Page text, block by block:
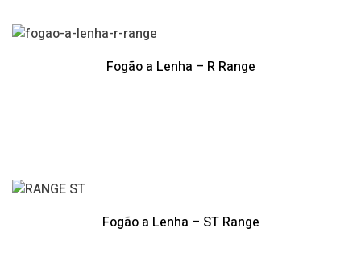
Fogão a Lenha – R Range
Fogão a Lenha – ST Range